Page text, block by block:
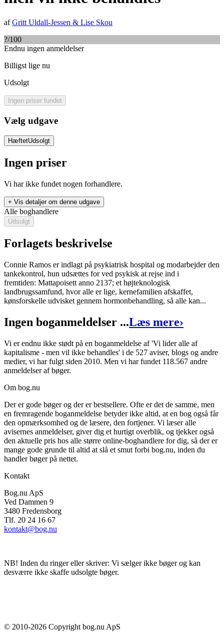
afGritt Uldall-Jessen & Lise Skou
?/100
Endnu ingen anmeldelser
Billigst lige nu
Udsolgt
Ingen priser fundet
Vælg udgave
HæftetUdsolgt
Ingen priser
Vi har ikke fundet nogen forhandlere.
+ Vis detaljer om denne udgave
Vi lider alle af kapitalisme - men vil ikke behandles
Forfattere:Lise Skou&Gritt Uldall-Jessen
Format:
Hæftet
ISBN:9788793108097
Forlag:Antipyrine
Udgivet: 19. marts 2014
Alle boghandlere
Udsolgt
Forlagets beskrivelse
Connie Ramos er indlagt på psykiatrisk hospital og modarbejder den
tankekontrol, hun udsættes for ved psykisk at rejse ind i
fremtiden: Mattapoisett anno 2137; et højteknologisk
landbrugssamfund, hvor alle er lige, kernefamilien afskaffet,
kønsforskelle udvisket gennem hormonbehandling, så alle kan...
Ingen boganmeldelser ...Læs mere›
Vi er endnu ikke stødt på en boganmeldelse af 'Vi lider alle af
kapitalisme - men vil ikke behandles' i de 527 aviser, blogs og andre
medier, vi har fulgt siden 2010. Men vi har fundet 118.567 andre
anmeldelser af bøger.
Om bog.nu
Der er gode bøger og der er bestsellere. Ofte er det de samme, men
en fremragende boganmeldelse betyder ikke altid, at en bog også får
den opmærksomhed og de læsere, den fortjener. Vi læser alle
avisernes anmeldelser, giver dig et hurtigt overblik, og tjekker også
den aktuelle pris hos alle større online-boghandlere for dig, så der er
mange gode grunde til altid at slå et smut forbi bog.nu, inden du
handler bøger på nettet.
Kontakt
Bog.nu ApS
Ved Dammen 9
3480 Fredensborg
Tlf. 20 24 16 67
kontakt@bog.nu
NB! Inden du ringer eller skriver: Vi sælger ikke bøger og kan
desværre ikke skaffe udsolgte bøger.
© 2010-2026 Copyright bog.nu ApS